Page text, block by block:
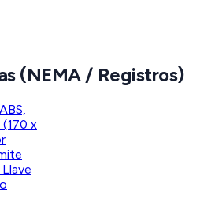
(NEMA / Registros)